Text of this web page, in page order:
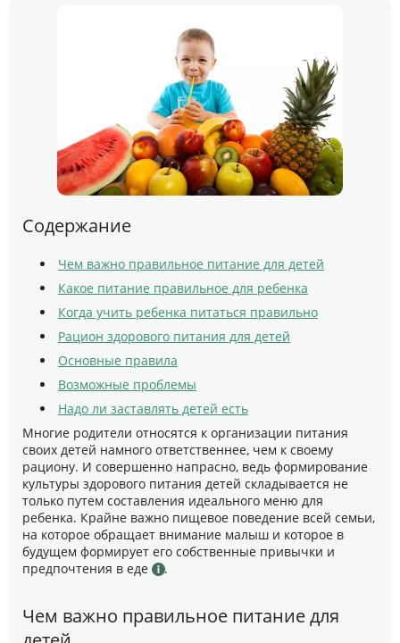
Содержание
Чем важно правильное питание для детей
Какое питание правильное для ребенка
Когда учить ребенка питаться правильно
Рацион здорового питания для детей
Основные правила
Возможные проблемы
Надо ли заставлять детей есть
Многие родители относятся к организации питания
своих детей намного ответственнее, чем к своему
рациону. И совершенно напрасно, ведь формирование
культуры здорового питания детей складывается не
только путем составления идеального меню для
ребенка. Крайне важно пищевое поведение всей семьи,
на которое обращает внимание малыш и которое в
будущем формирует его собственные привычки и
предпочтения в еде
.
Чем важно правильное питание для